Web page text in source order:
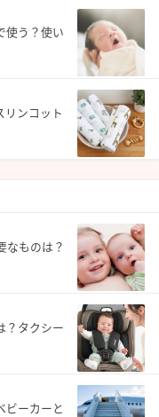
使う？使い
リンコット
なものは？
？タクシー
ビーカーと